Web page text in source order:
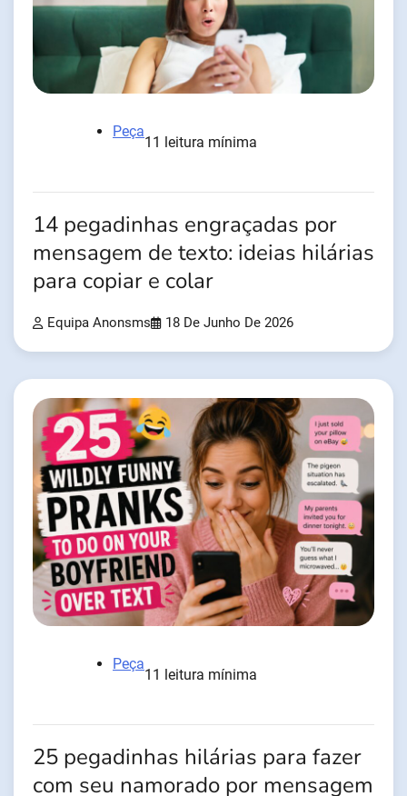
Peça
11 leitura mínima
14 pegadinhas engraçadas por
mensagem de texto: ideias hilárias
para copiar e colar
Equipa Anonsms 18 De Junho De 2026
Peça
11 leitura mínima
25 pegadinhas hilárias para fazer
com seu namorado por mensagem